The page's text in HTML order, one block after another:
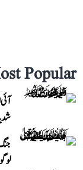
Popular